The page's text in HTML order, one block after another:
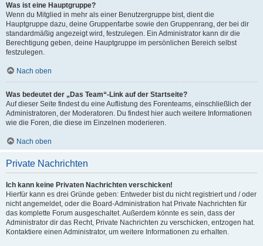
Was ist eine Hauptgruppe?
Wenn du Mitglied in mehr als einer Benutzergruppe bist, dient die
Hauptgruppe dazu, deine Gruppenfarbe sowie den Gruppenrang, der bei dir
standardmäßig angezeigt wird, festzulegen. Ein Administrator kann dir die
Berechtigung geben, deine Hauptgruppe im persönlichen Bereich selbst
festzulegen.
Nach oben
Was bedeutet der „Das Team“-Link auf der Startseite?
Auf dieser Seite findest du eine Auflistung des Forenteams, einschließlich der
Administratoren, der Moderatoren. Du findest hier auch weitere Informationen
wie die Foren, die diese im Einzelnen moderieren.
Nach oben
Private Nachrichten
Ich kann keine Privaten Nachrichten verschicken!
Hierfür kann es drei Gründe geben: Entweder bist du nicht registriert und / oder
nicht angemeldet, oder die Board-Administration hat Private Nachrichten für
das komplette Forum ausgeschaltet. Außerdem könnte es sein, dass der
Administrator dir das Recht, Private Nachrichten zu verschicken, entzogen hat.
Kontaktiere einen Administrator, um weitere Informationen zu erhalten.